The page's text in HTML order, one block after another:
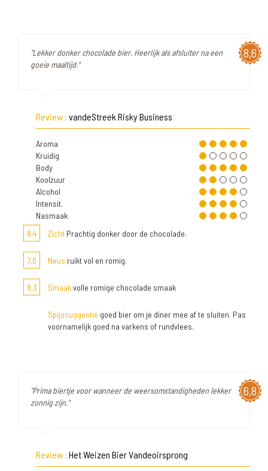
8,6
"Lekker donker chocolade bier. Heerlijk als afsluiter na een
goeie maaltijd."
Review : vandeStreek Risky Business
Aroma
Kruidig
Body
Koolzuur
Alcohol
Intensit.
Nasmaak
8,4
Zicht Prachtig donker door de chocolade.
7,0 Neus ruikt vol en romig.
8,3 Smaakvolle romige chocolade smaak
Spijssuggestie goed bier om je diner mee af te sluiten. Pas
voornamelijk goed na varkens of rundvlees.
6,8
"Prima biertje voor wanneer de weersomstandigheden lekker
zonnig zijn."
Review : Het Weizen Bier Vandeoirsprong